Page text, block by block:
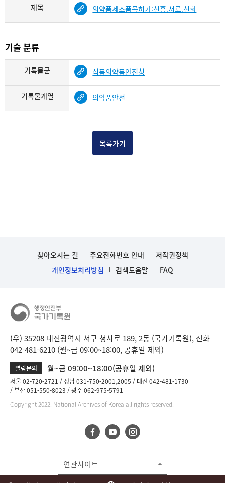
제목 의약품제조품목허가:신흥.서로.신화
기술 분류
기록물군 식품의약품안전청
기록물계열 의약품안전
목록가기
찾아오시는 길 주요전화번호 안내
저작권정책
개인정보처리방침
검색도움말 FAQ
(우) 35208 대전광역시 서구 청사로 189, 2동 (국가기록원), 전화
042-481-6210 (월~금 09:00~18:00, 공휴일 제외)
열람문의 월~금 09:00~18:00(공휴일 제외)
서울 02-720-2721 성남 031-750-2001,2005
대전 042-481-1730
부산 051-550-8023
광주 062-975-5791
Copyright 2022. National Archives of Korea all rights reserved.
연관사이트